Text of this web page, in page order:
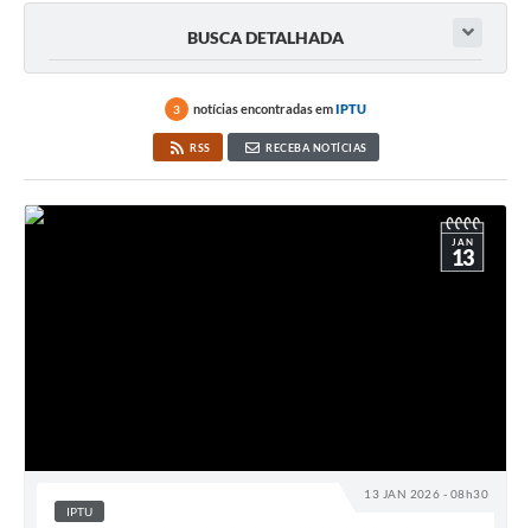
BUSCA DETALHADA
3 notícias encontradas emIPTU
RSS RECEBA NOTÍCIAS
13 JAN 2026 - 08h30
JAN
13
IPTU